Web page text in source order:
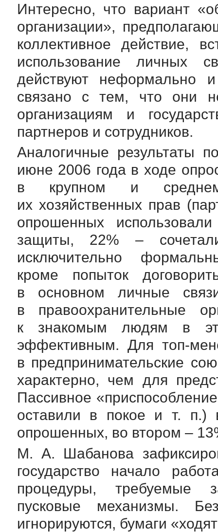
Интересно, что вариант
организации»,
коллективное действие,
использование личных
действуют неформально
связано с тем, что они
организациям и
партнеров и сотрудников.
Аналогичные результаты
июне 2006 года в ходе
в крупном и
их хозяйственных прав
опрошенных
защиты, 22% –
исключительно
кроме попыток
в основном личные
в правоохранительные
к знакомым людям в
эффективным. Длятоп-
в предпринимательские
характерно, чем для
Пассивное
оставили в покое и т. п.)
опрошенных, во втором –
М. А. Шабанова
государство начало
процедуры, требуемые
пусковые механизмы.
игнорируются, бумаги